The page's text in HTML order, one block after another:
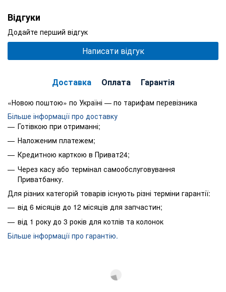
Відгуки
Додайте перший відгук
Написати відгук
Доставка Оплата Гарантія
«Новою поштою» по Україні — по тарифам перевізника
Більше інформації про доставку
Готівкою при отриманні;
Наложеним платежем;
Кредитною карткою в Приват24;
Через касу або термінал самообслуговування
Приватбанку.
Для різних категорій товарів існують різні терміни гарантії:
від 6 місяців до 12 місяців для запчастин;
від 1 року до 3 років для котлів та колонок
Більше інформації про гарантію.